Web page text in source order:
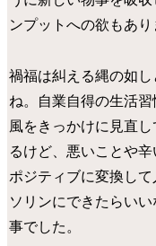
ンプットへの欲もあり
禍福は糾える縄の如
ね。自業自得の生活
風をきっかけに見直
るけど、悪いことや
ポジティブに変換し
ソリンにできたらい
事でした。